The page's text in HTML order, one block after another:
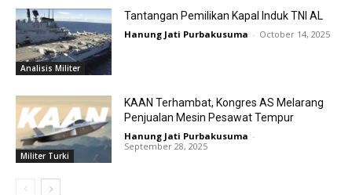
Analisis Militer
Tantangan Pemilikan Kapal Induk TNI AL
Hanung Jati Purbakusuma - October 14, 2025
Militer Turki
KAAN Terhambat, Kongres AS Melarang
Penjualan Mesin Pesawat Tempur
Hanung Jati Purbakusuma -
September 28, 2025